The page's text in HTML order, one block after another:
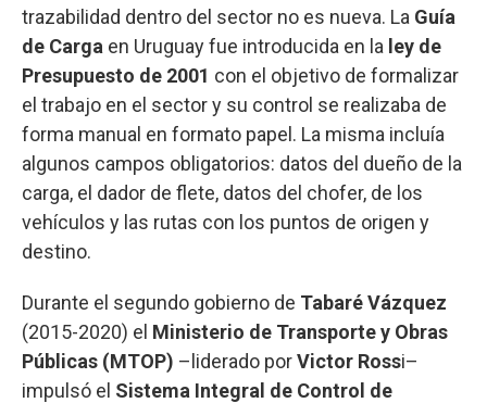
trazabilidad dentro del sector no es nueva. La Guía
de Carga en Uruguay fue introducida en la ley de
Presupuesto de 2001 con el objetivo de formalizar
el trabajo en el sector y su control se realizaba de
forma manual en formato papel. La misma incluía
algunos campos obligatorios: datos del dueño de la
carga, el dador de flete, datos del chofer, de los
vehículos y las rutas con los puntos de origen y
destino.
Durante el segundo gobierno de Tabaré Vázquez
(2015-2020) el Ministerio de Transporte y Obras
Públicas (MTOP) –liderado porVictor Rossi–
impulsó el Sistema Integral de Control de